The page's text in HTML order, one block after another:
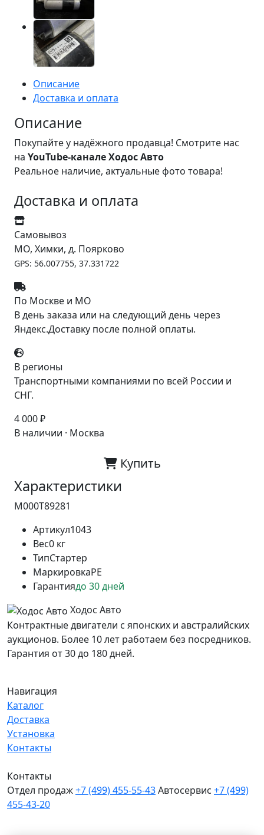
Описание
Доставка и оплата
Описание
Покупайте у надёжного продавца! Смотрите нас
на YouTube-канале Ходос Авто
Реальное наличие, актуальные фото товара!
Доставка и оплата
Самовывоз
МО, Химки, д. Поярково
GPS: 56.007755, 37.331722
По Москве и МО
В день заказа или на следующий день через
Яндекс.Доставку после полной оплаты.
В регионы
Транспортными компаниями по всей России и
СНГ.
4 000 ₽
В наличии · Москва
Купить
Характеристики
M000T89281
Артикул1043
Вес0 кг
ТипСтартер
МаркировкаPE
Гарантиядо 30 дней
Ходос Авто
Контрактные двигатели с японских и австралийских
аукционов. Более 10 лет работаем без посредников.
Гарантия от 30 до 180 дней.
Навигация
Каталог
Доставка
Установка
Контакты
Контакты
Отдел продаж+7 (499) 455-55-43Автосервис +7 (499)
455-43-20